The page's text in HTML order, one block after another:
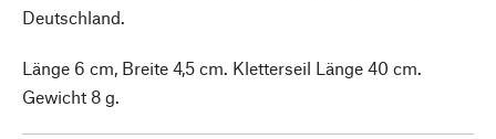
Deutschland.
Länge 6 cm, Breite 4,5 cm. Kletterseil Länge 40 cm.
Gewicht 8 g.